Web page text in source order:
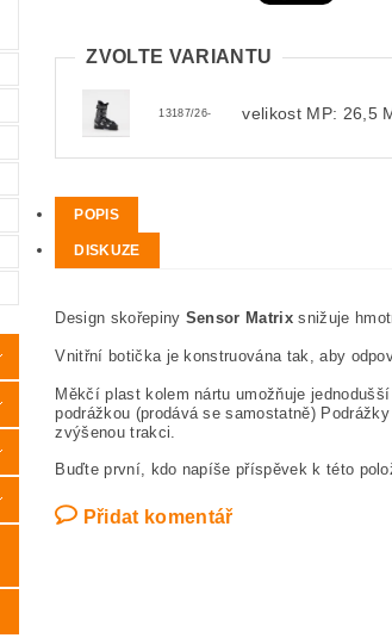
ZVOLTE VARIANTU
13187/26- velikost MP: 26,5
POPIS
DISKUZE
Design skořepiny Sensor Matrix snižuje
Vnitřní botička je konstruována tak, aby
Měkčí plast kolem nártu umožňuje
podrážkou (prodává se samostatně)
zvýšenou trakci.
Buďte první, kdo napíše příspěvek k této
Přidat komentář